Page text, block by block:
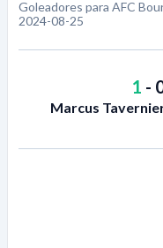
Goleadores para AFC
2024-08-25
1 -
Marcus